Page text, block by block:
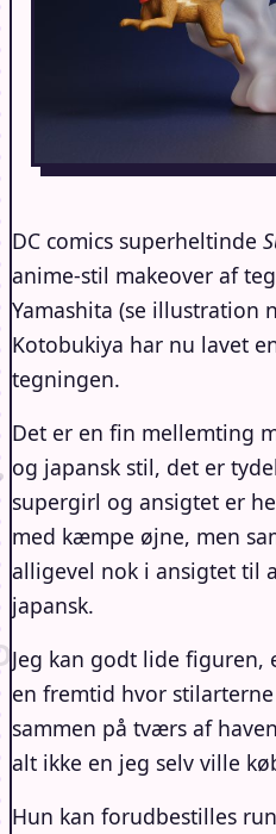
DC comics superheltinde
anime-stil makeover af
Yamashita (se illustration
Kotobukiya har nu lavet
tegningen.
Det er en fin mellemting
og japansk stil, det er
supergirl og ansigtet er
med kæmpe øjne, men
alligevel nok i ansigtet til
japansk.
Jeg kan godt lide figuren,
en fremtid hvor
sammen på tværs af
alt ikke en jeg selv ville
Hun kan forudbestilles